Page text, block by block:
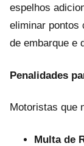
espelhos
eliminar pontos
de embarque e
Penalidades
Motoristas que
Multa de